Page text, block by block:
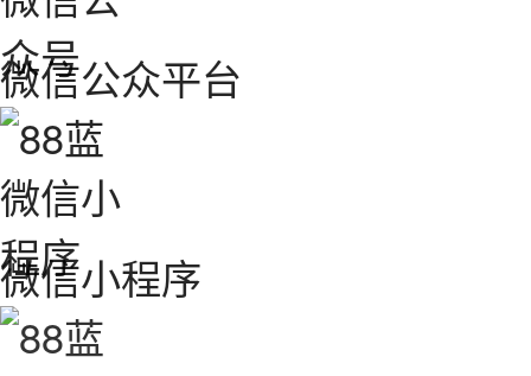
微信公众平台
微信小程序